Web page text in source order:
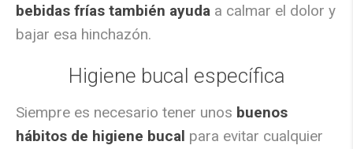
bebidas frías también ayuda a calmar el dolor y
bajar esa hinchazón.
Higiene bucal específica
Siempre es necesario tener unos buenos
hábitos de higiene bucal para evitar cualquier